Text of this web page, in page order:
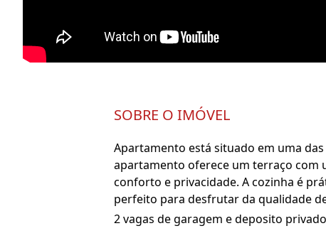
SOBRE O IMÓVEL
Apartamento está situado em uma
apartamento oferece um terraço com
conforto e privacidade. A cozinha é
perfeito para desfrutar da qualidade
2 vagas de garagem e deposito